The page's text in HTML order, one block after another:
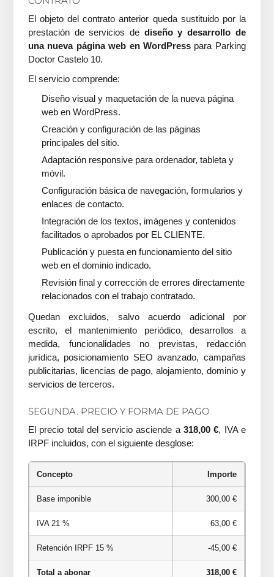
El objeto del contrato anterior queda sustituido por la
prestación de servicios de diseño y desarrollo de
una nueva página web en WordPress para Parking
Doctor Castelo 10.
El servicio comprende:
Diseño visual y maquetación de la nueva página
web en WordPress.
Creación y configuración de las páginas
principales del sitio.
Adaptación responsive para ordenador, tableta y
móvil.
Configuración básica de navegación, formularios y
enlaces de contacto.
Integración de los textos, imágenes y contenidos
facilitados o aprobados por EL CLIENTE.
Publicación y puesta en funcionamiento del sitio
web en el dominio indicado.
Revisión final y corrección de errores directamente
relacionados con el trabajo contratado.
Quedan excluidos, salvo acuerdo adicional por
escrito, el mantenimiento periódico, desarrollos a
medida, funcionalidades no previstas, redacción
jurídica, posicionamiento SEO avanzado, campañas
publicitarias, licencias de pago, alojamiento, dominio y
servicios de terceros.
SEGUNDA. PRECIO Y FORMA DE PAGO
El precio total del servicio asciende a318,00 €, IVA e
IRPF incluidos, con el siguiente desglose:
Concepto Importe
Base imponible 300,00 €
IVA 21 % 63,00 €
Retención IRPF 15 % -45,00 €
Total a abonar 318,00 €